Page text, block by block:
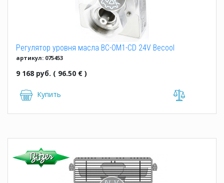
Регулятор уровня масла BC-OM1-CD 24V Becool
артикул: 075453
9 168 руб. ( 96.50 € )
Купить